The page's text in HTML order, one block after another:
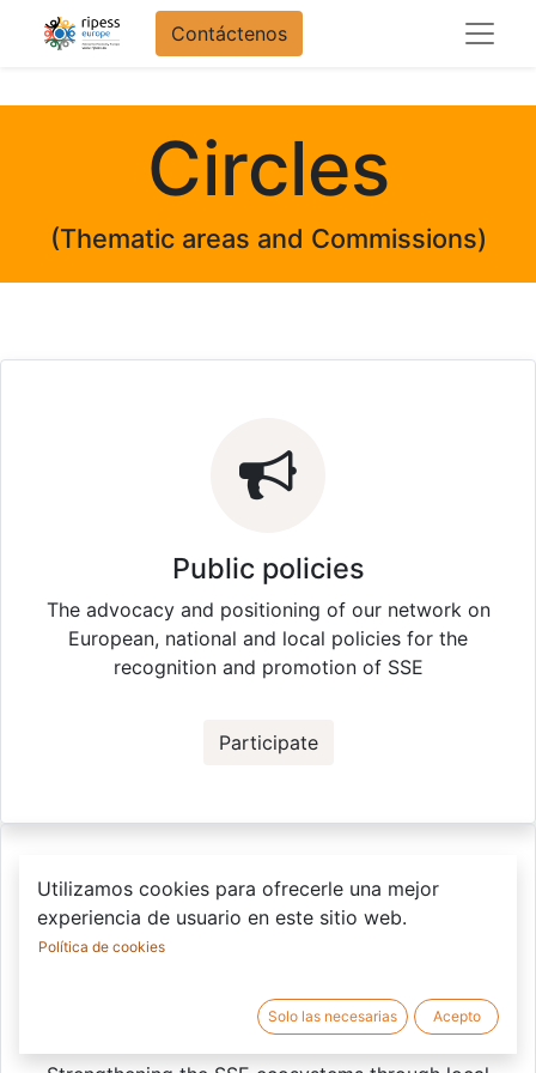
Contáctenos
Circles
(Thematic areas and Commissions)
Public policies
The advocacy and positioning of our network on
European, national and local policies for the
recognition and promotion of SSE
Participate
Territorial Cooperation
Utilizamos cookies para ofrecerle una mejor
experiencia de usuario en este sitio web.
Política de cookies
Solo las necesarias Acepto